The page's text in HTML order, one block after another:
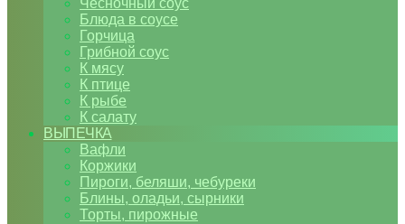
Чесночный соус
Блюда в соусе
Горчица
Грибной соус
К мясу
К птице
К рыбе
К салату
ВЫПЕЧКА
Вафли
Коржики
Пироги, беляши, чебуреки
Блины, оладьи, сырники
Торты, пирожные